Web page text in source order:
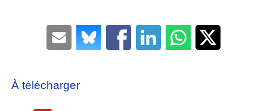
À télécharger